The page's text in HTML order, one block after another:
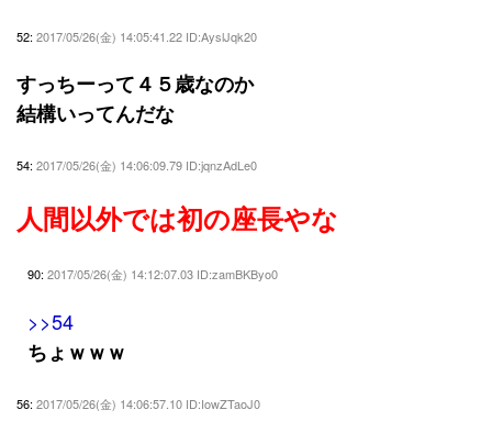
52: 2017/05/26(金) 14:05:41.22 ID:AyslJqk20
すっちーって４５歳なのか
結構いってんだな
54: 2017/05/26(金) 14:06:09.79 ID:jqnzAdLe0
人間以外では初の座長やな
90: 2017/05/26(金) 14:12:07.03 ID:zamBKByo0
>>54
ちょｗｗｗ
56: 2017/05/26(金) 14:06:57.10 ID:IowZTaoJ0